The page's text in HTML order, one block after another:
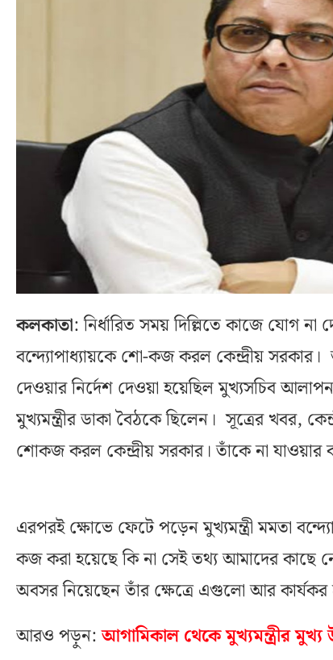
কলকাতা: নির্ধারিত সময় দিল্লিতে কাজে যোগ
বন্দ্যোপাধ্যায়কে শো-কজ করল কেন্দ্রীয়
দেওয়ার নির্দেশ দেওয়া হয়েছিল মুখ্যসচিব আলাপন
মুখ্যমন্ত্রীর ডাকা বৈঠকে ছিলেন। সূত্রের খবর,
শোকজ করল কেন্দ্রীয় সরকার। তাঁকে না যাওয়ার
এরপরই ক্ষোভে ফেটে পড়েন মুখ্যমন্ত্রী মমতা
কজ করা হয়েছে কি না সেই তথ্য আমাদের কাছে
অবসর নিয়েছেন তাঁর ক্ষেত্রে এগুলো আর কার্যকর
আরও পড়ুন:আগামিকাল থেকে মুখ্যমন্ত্রীর মুখ্য